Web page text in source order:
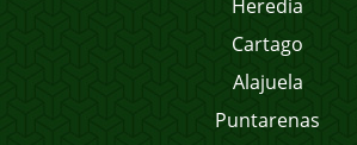
Heredia
Cartago
Alajuela
Puntarenas